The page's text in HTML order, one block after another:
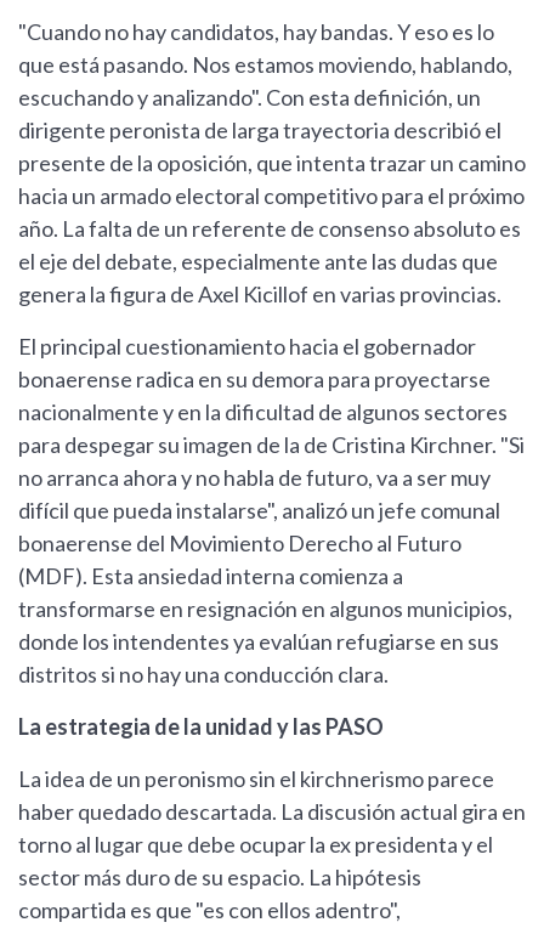
"Cuando no hay candidatos, hay bandas. Y eso es lo
que está pasando. Nos estamos moviendo, hablando,
escuchando y analizando". Con esta definición, un
dirigente peronista de larga trayectoria describió el
presente de la oposición, que intenta trazar un camino
hacia un armado electoral competitivo para el próximo
año. La falta de un referente de consenso absoluto es
el eje del debate, especialmente ante las dudas que
genera la figura de Axel Kicillof en varias provincias.
El principal cuestionamiento hacia el gobernador
bonaerense radica en su demora para proyectarse
nacionalmente y en la dificultad de algunos sectores
para despegar su imagen de la de Cristina Kirchner. "Si
no arranca ahora y no habla de futuro, va a ser muy
difícil que pueda instalarse", analizó un jefe comunal
bonaerense del Movimiento Derecho al Futuro
(MDF). Esta ansiedad interna comienza a
transformarse en resignación en algunos municipios,
donde los intendentes ya evalúan refugiarse en sus
distritos si no hay una conducción clara.
La estrategia de la unidad y las PASO
La idea de un peronismo sin el kirchnerismo parece
haber quedado descartada. La discusión actual gira en
torno al lugar que debe ocupar la ex presidenta y el
sector más duro de su espacio. La hipótesis
compartida es que "es con ellos adentro",